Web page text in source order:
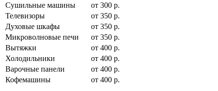
Сушильные машины
от 300 р.
Телевизоры
от 350 р.
Духовые шкафы
от 350 р.
Микроволновые печи
от 350 р.
Вытяжки
от 400 р.
Холодильники
от 400 р.
Варочные панели
от 400 р.
Кофемашины
от 400 р.